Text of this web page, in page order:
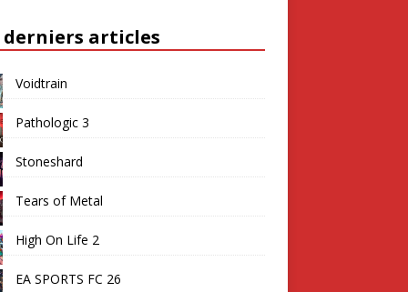
derniers articles
Voidtrain
Pathologic 3
Stoneshard
Tears of Metal
High On Life 2
EA SPORTS FC 26